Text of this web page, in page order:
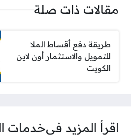
مقالات ذات صلة
طريقة دفع أقساط الملا
للتمويل والاستثمار أون لاين
الكويت
اقرأ المزيد فيخدمات